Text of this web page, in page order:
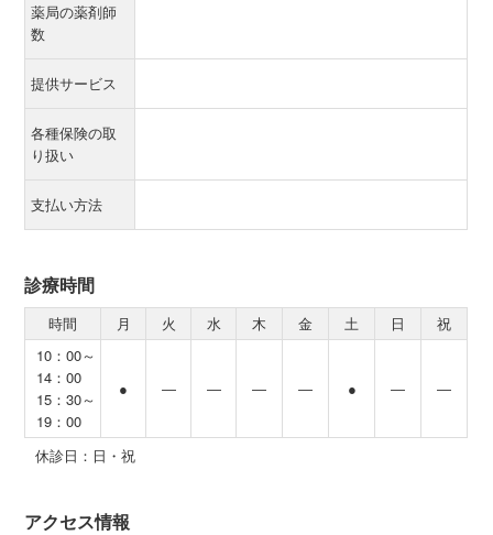
薬局の薬剤師
数
提供サービス
各種保険の取
り扱い
支払い方法
診療時間
時間 月 火 水 木 金 土 日
祝
10：00～
14：00
15：30～
19：00
● ― ― ― ― ● ― ―
休診日：日・祝
アクセス情報